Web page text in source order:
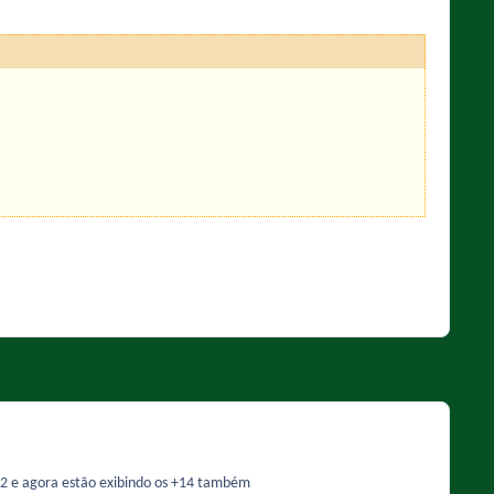
e agora estão exibindo os +14 também